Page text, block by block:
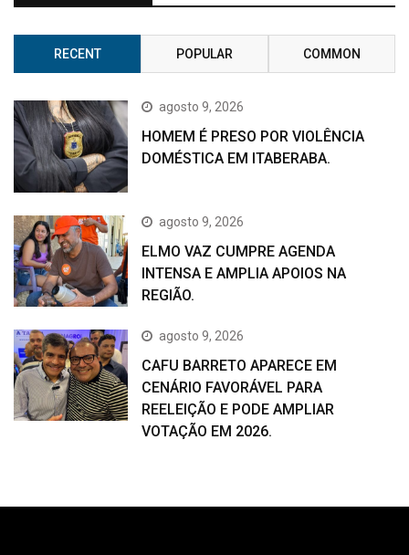
RECENT POPULAR COMMON
agosto 9, 2026
HOMEM É PRESO POR VIOLÊNCIA
DOMÉSTICA EM ITABERABA.
agosto 9, 2026
ELMO VAZ CUMPRE AGENDA
INTENSA E AMPLIA APOIOS NA
REGIÃO.
agosto 9, 2026
CAFU BARRETO APARECE EM
CENÁRIO FAVORÁVEL PARA
REELEIÇÃO E PODE AMPLIAR
VOTAÇÃO EM 2026.